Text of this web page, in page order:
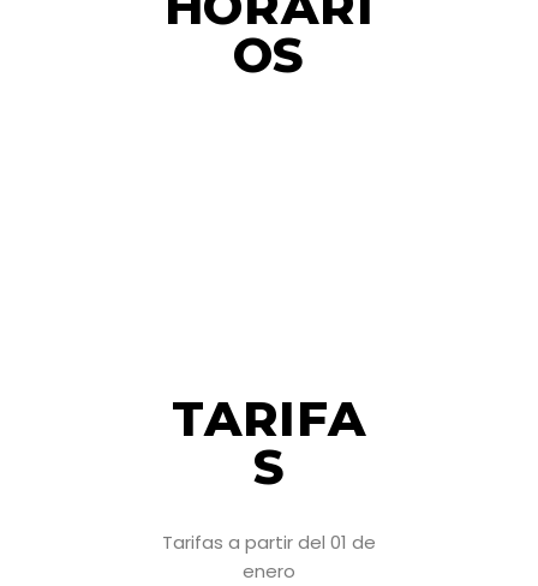
OS
TARIFA
S
Tarifas a partir del 01 de
enero